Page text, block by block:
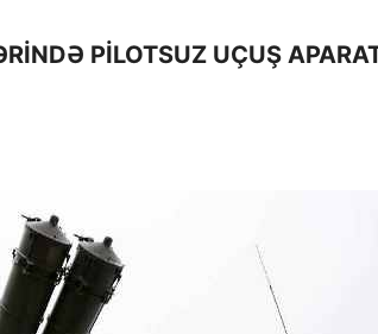
PİLOTSUZ UÇUŞ